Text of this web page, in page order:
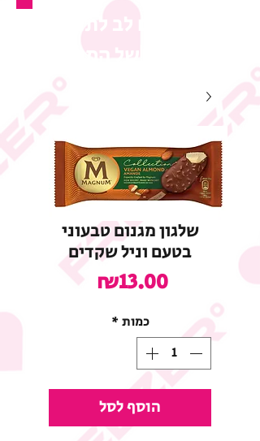
המבצע של המוצר
שלגון מגנום טבעוני
בטעם וניל שקדים
₪13.00 מחיר
כמות *
הוסף לסל